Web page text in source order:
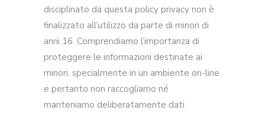
disciplinato da questa policy privacy non è
finalizzato all’utilizzo da parte di minori di
anni 16. Comprendiamo l’importanza di
proteggere le informazioni destinate ai
minori, specialmente in un ambiente on-line
e pertanto non raccogliamo né
manteniamo deliberatamente dati